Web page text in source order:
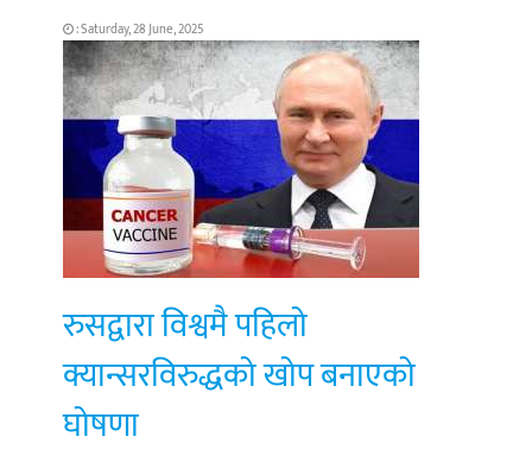
: Saturday, 28 June, 2025
रुसद्वारा विश्वमै पहिलो
क्यान्सरविरुद्धको खोप बनाएको
घोषणा